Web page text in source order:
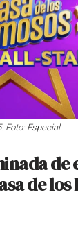
Foto: Especial.
de
de los